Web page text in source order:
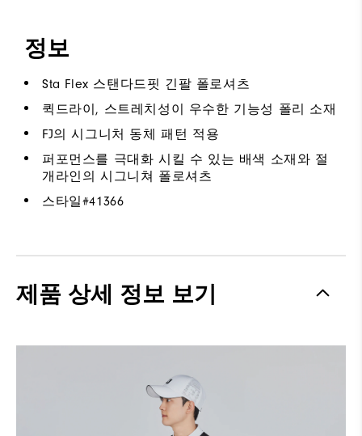
정보
Sta Flex 스탠다드핏 긴팔 폴로셔츠
퀵드라이, 스트레치성이 우수한 기능성 폴리 소재
FJ의 시그니처 동체 패턴 적용
퍼포먼스를 극대화 시킬 수 있는 배색 소재와 절
개라인의 시그니쳐 폴로셔츠
스타일#41366
제품 상세 정보 보기